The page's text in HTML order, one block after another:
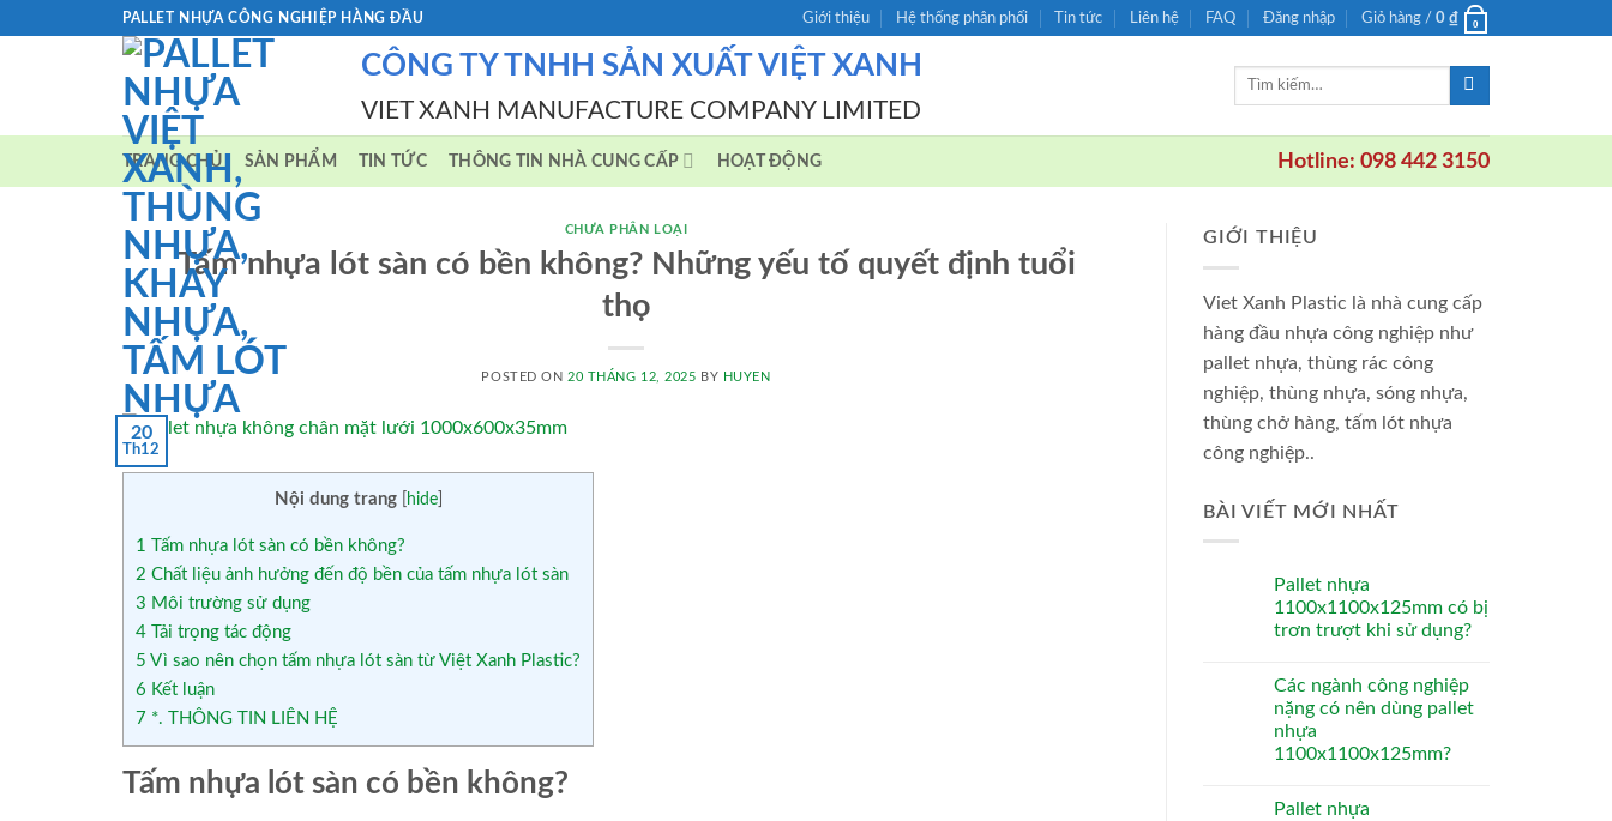
PALLET NHỰA CÔNG NGHIỆP HÀNG ĐẦU Giới thiệu Hệ thống phân phối Tin tức Liên hệ FAQ Đăng nhập Giỏ hàng / 0 ₫ 0
CÔNG TY TNHH SẢN XUẤT VIỆT XANH
VIET XANH MANUFACTURE COMPANY LIMITED
Tìm
TRANG CHỦ SẢN PHẨM TIN TỨC THÔNG TIN NHÀ CUNG CẤP HOẠT ĐỘNG Hotline: 098 442 3150
CHƯA PHÂN LOẠI
Tấm nhựa lót sàn có bền không? Những yếu tố quyết định tuổi
thọ
POSTED ON 20 THÁNG 12, 2025 BY HUYEN
20
Th12
Nội dung trang hide]
1 Tấm nhựa lót sàn có bền không?
2 Chất liệu ảnh hưởng đến độ bền của tấm nhựa lót sàn
3 Môi trường sử dụng
4 Tải trọng tác động
5 Vì sao nên chọn tấm nhựa lót sàn từ Việt Xanh Plastic?
6 Kết luận
7 *. THÔNG TIN LIÊN HỆ
Tấm nhựa lót sàn có bền không?
GIỚI THIỆU
Viet Xanh Plastic là nhà cung cấp
hàng đầu nhựa công nghiệp như
pallet nhựa, thùng rác công
nghiệp, thùng nhựa, sóng nhựa,
thùng chở hàng, tấm lót nhựa
công nghiệp..
BÀI VIẾT MỚI NHẤT
Pallet nhựa
1100x1100x125mm có bị
trơn trượt khi sử dụng?
Các ngành công nghiệp
nặng có nên dùng pallet
nhựa
1100x1100x125mm?
Pallet nhựa